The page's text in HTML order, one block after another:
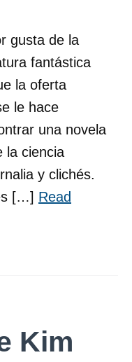
gusta de la
fantástica
la oferta
le hace
una novela
la ciencia
y clichés.
[…] Read
Kim